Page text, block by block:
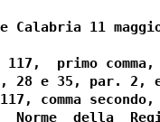
Calabria 11
primo
28 e 35, par. 2,
comma secondo,
della